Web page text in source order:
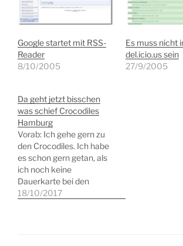
Google startet mit RSS-
Reader
8/10/2005
Es muss nicht
del.icio.us sein
27/9/2005
Da geht jetzt bisschen
was schief Crocodiles
Hamburg
Vorab: Ich gehe gern zu
den Crocodiles. Ich habe
es schon gern getan, als
ich noch keine
Dauerkarte bei den
Hamburg Freezers hatte.
18/10/2017